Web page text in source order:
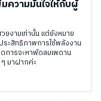
ความมั่นใจให้กับผู้
ยงามเท่านั้น แต่ยังหมาย
ระสิทธิภาพการใช้พลังงาน
การจะหาพัดลมเพดาน
มาฝากค่ะ